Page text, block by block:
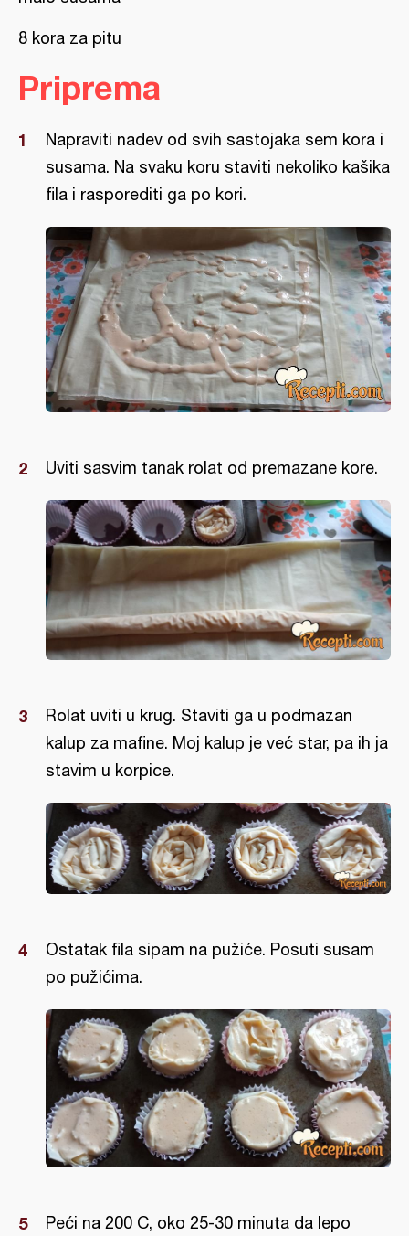
8 kora za pitu
Priprema
Napraviti nadev od svih sastojaka sem kora i
susama. Na svaku koru staviti nekoliko kašika
fila i rasporediti ga po kori.
Uviti sasvim tanak rolat od premazane kore.
Rolat uviti u krug. Staviti ga u podmazan
kalup za mafine. Moj kalup je već star, pa ih ja
stavim u korpice.
Ostatak fila sipam na pužiće. Posuti susam
po pužićima.
Peći na 200 C, oko 25-30 minuta da lepo